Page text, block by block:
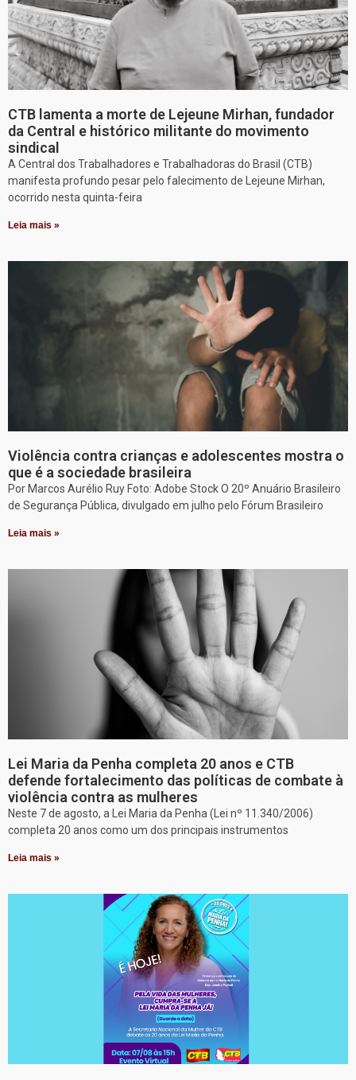
CTB lamenta a morte de Lejeune Mirhan, fundador
da Central e histórico militante do movimento
sindical
A Central dos Trabalhadores e Trabalhadoras do Brasil (CTB)
manifesta profundo pesar pelo falecimento de Lejeune Mirhan,
ocorrido nesta quinta-feira
Leia mais »
Violência contra crianças e adolescentes mostra o
que é a sociedade brasileira
Por Marcos Aurélio Ruy Foto: Adobe Stock O 20º Anuário Brasileiro
de Segurança Pública, divulgado em julho pelo Fórum Brasileiro
Leia mais »
Lei Maria da Penha completa 20 anos e CTB
defende fortalecimento das políticas de combate à
violência contra as mulheres
Neste 7 de agosto, a Lei Maria da Penha (Lei nº 11.340/2006)
completa 20 anos como um dos principais instrumentos
Leia mais »